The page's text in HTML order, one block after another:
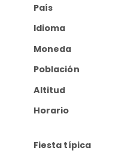
País
Idioma
Moneda
Población
Altitud
Horario
Fiesta típica